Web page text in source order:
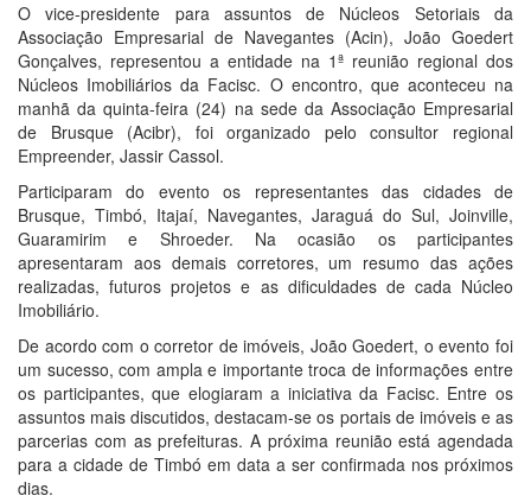
O vice-presidente para assuntos de Núcleos Setoriais da
Associação Empresarial de Navegantes (Acin), João Goedert
Gonçalves, representou a entidade na 1ª reunião regional dos
Núcleos Imobiliários da Facisc. O encontro, que aconteceu na
manhã da quinta-feira (24) na sede da Associação Empresarial
de Brusque (Acibr), foi organizado pelo consultor regional
Empreender, Jassir Cassol.
Participaram do evento os representantes das cidades de
Brusque, Timbó, Itajaí, Navegantes, Jaraguá do Sul, Joinville,
Guaramirim e Shroeder. Na ocasião os participantes
apresentaram aos demais corretores, um resumo das ações
realizadas, futuros projetos e as dificuldades de cada Núcleo
Imobiliário.
De acordo com o corretor de imóveis, João Goedert, o evento foi
um sucesso, com ampla e importante troca de informações entre
os participantes, que elogiaram a iniciativa da Facisc. Entre os
assuntos mais discutidos, destacam-se os portais de imóveis e as
parcerias com as prefeituras. A próxima reunião está agendada
para a cidade de Timbó em data a ser confirmada nos próximos
dias.